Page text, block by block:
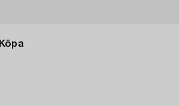
Köpa